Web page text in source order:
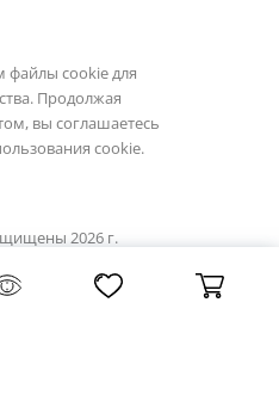
файлы cookie для
Продолжая
вы соглашаетесь
cookie.
2026 г.